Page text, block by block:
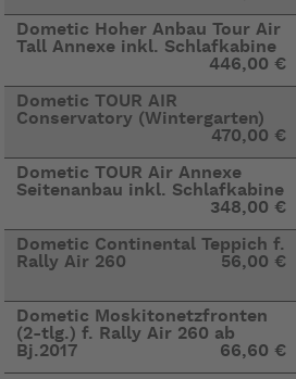
Dometic Hoher Anbau Tour Air
Tall Annexe inkl. Schlafkabine
446,00 €
Dometic TOUR AIR
Conservatory (Wintergarten)
470,00 €
Dometic TOUR Air Annexe
Seitenanbau inkl. Schlafkabine
348,00 €
Dometic Continental Teppich f.
Rally Air 260
56,00 €
Dometic Moskitonetzfronten
(2-tlg.) f. Rally Air 260 ab
Bj.2017
66,60 €